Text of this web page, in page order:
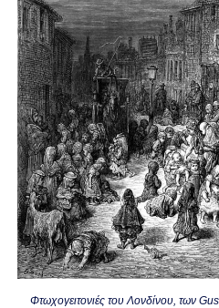
Φτωχογειτονιές του Λονδίνου, των